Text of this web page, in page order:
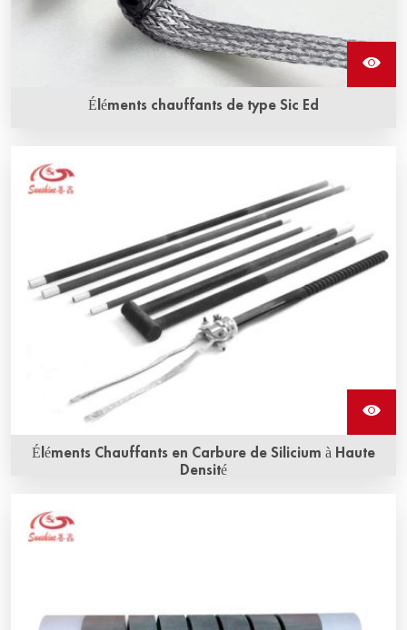
Éléments chauffants de type Sic Ed
Éléments Chauffants en Carbure de Silicium à Haute
Densité
densité sont fabriqués à partir de carbure de silicium fritté
par réaction à haute densité, les éléments chauffants en